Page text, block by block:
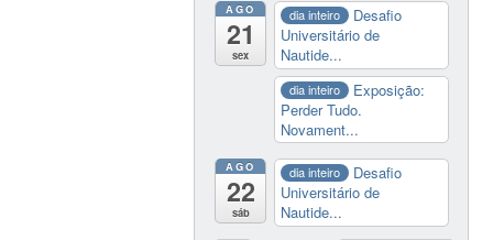
AGO
21
sex
dia inteiro
Desafio
Universitário de
Nautide...
dia inteiro
Exposição:
Perder Tudo.
Novament...
AGO
22
sáb
dia inteiro
Desafio
Universitário de
Nautide...